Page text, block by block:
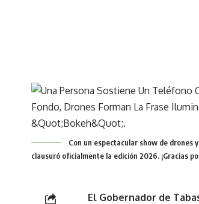
Con un espectacular show de drones
clausuró oficialmente la edición 2026. ¡Gracias
El Gobernador de